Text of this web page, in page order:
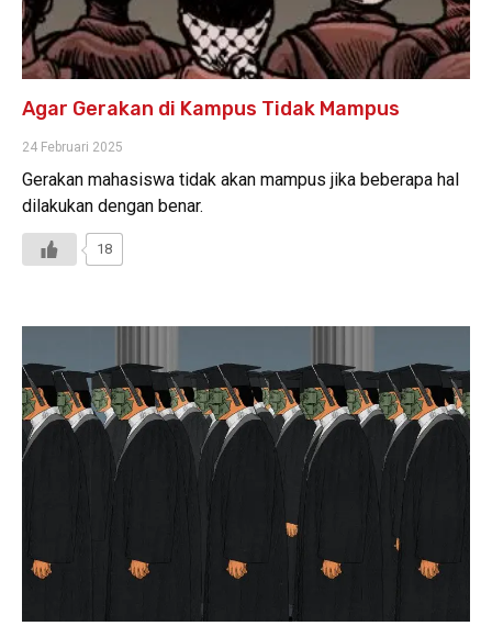
Agar Gerakan di Kampus Tidak Mampus
24 Februari 2025
Gerakan mahasiswa tidak akan mampus jika beberapa hal
dilakukan dengan benar.
18